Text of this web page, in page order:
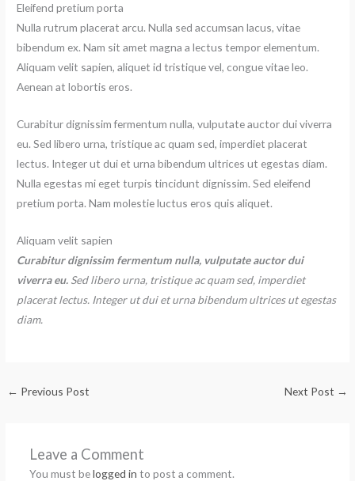
Eleifend pretium porta
Nulla rutrum placerat arcu. Nulla sed accumsan lacus, vitae
bibendum ex. Nam sit amet magna a lectus tempor elementum.
Aliquam velit sapien, aliquet id tristique vel, congue vitae leo.
Aenean at lobortis eros.
Curabitur dignissim fermentum nulla, vulputate auctor dui viverra
eu. Sed libero urna, tristique ac quam sed, imperdiet placerat
lectus. Integer ut dui et urna bibendum ultrices ut egestas diam.
Nulla egestas mi eget turpis tincidunt dignissim. Sed eleifend
pretium porta. Nam molestie luctus eros quis aliquet.
Aliquam velit sapien
Curabitur dignissim fermentum nulla, vulputate auctor dui
viverra eu. Sed libero urna, tristique ac quam sed, imperdiet
placerat lectus. Integer ut dui et urna bibendum ultrices ut egestas
diam.
← Previous Post Next Post →
Leave a Comment
You must belogged in to post a comment.